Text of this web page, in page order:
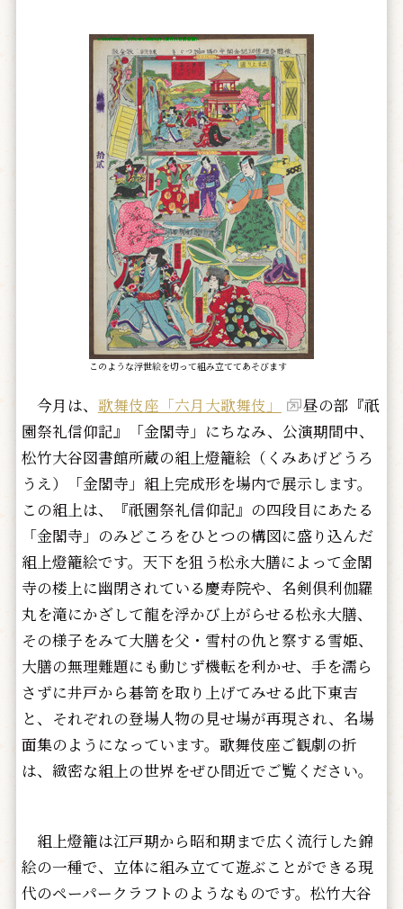
このような浮世絵を切って組み立ててあそびます
今月は、 歌舞伎座「六月大歌舞伎」
昼の部『祇
園祭礼信仰記』「金閣寺」にちなみ、公演期間中、
松竹大谷図書館所蔵の組上燈籠絵（くみあげどうろ
うえ）「金閣寺」組上完成形を場内で展示します。
この組上は、『祇園祭礼信仰記』の四段目にあたる
「金閣寺」のみどころをひとつの構図に盛り込んだ
組上燈籠絵です。天下を狙う松永大膳によって金閣
寺の楼上に幽閉されている慶寿院や、名剣倶利伽羅
丸を滝にかざして龍を浮かび上がらせる松永大膳、
その様子をみて大膳を父・雪村の仇と察する雪姫、
大膳の無理難題にも動じず機転を利かせ、手を濡ら
さずに井戸から碁笥を取り上げてみせる此下東吉
と、それぞれの登場人物の見せ場が再現され、名場
面集のようになっています。歌舞伎座ご観劇の折
は、緻密な組上の世界をぜひ間近でご覧ください。
組上燈籠は江戸期から昭和期まで広く流行した錦
絵の一種で、立体に組み立てて遊ぶことができる現
代のペーパークラフトのようなものです。松竹大谷